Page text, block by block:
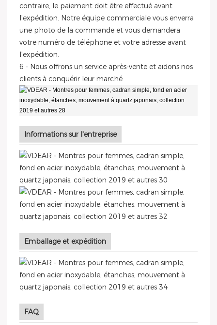
contraire, le paiement doit être effectué avant
l'expédition. Notre équipe commerciale vous enverra
une photo de la commande et vous demandera
votre numéro de téléphone et votre adresse avant
l'expédition.
6 - Nous offrons un service après-vente et aidons nos
clients à conquérir leur marché.
Informations sur l'entreprise
Emballage et expédition
FAQ